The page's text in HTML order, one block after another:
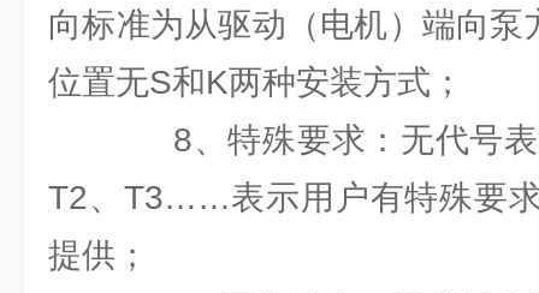
向标准为从驱动（电机）端向
位置无S和K两种安装方式；
8、特殊要求：无代号表
T2、T3……表示用户有特殊要
提供；